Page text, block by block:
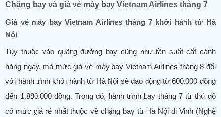
Chặng bay và giá vé máy bay Vietnam Airlines tháng 7
Giá vé máy bay Vietnam Airlines tháng 7 khởi hành từ Hà
Nội
Tùy thuộc vào quãng đường bay cũng như tần suất cất cánh
hàng ngày, mà mức giá vé máy bay Vietnam Airlines tháng 8 đối
với hành trình khởi hành từ Hà Nội sẽ dao động từ 600.000 đồng
đến 1.890.000 đồng. Trong đó, hành trình bay tháng 7 từ thủ đô
có mức giá rẻ nhất thuộc về chặng bay từ Hà Nội đi Vinh (Nghệ